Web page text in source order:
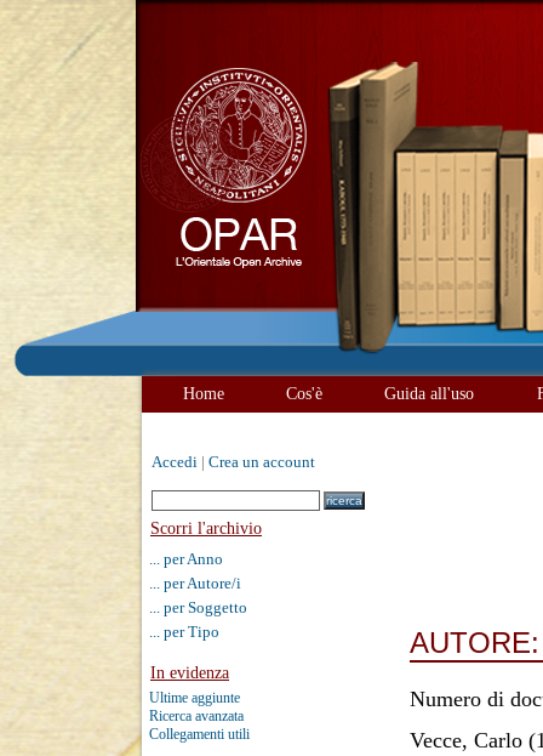
Home Cos'è Guida all'uso
Accedi Crea un account
Scorri l'archivio
... per Anno
... per Autore/i
... per Soggetto
... per Tipo
In evidenza
Ultime aggiunte
Ricerca avanzata
Collegamenti utili
Numero di
Vecce, Carlo